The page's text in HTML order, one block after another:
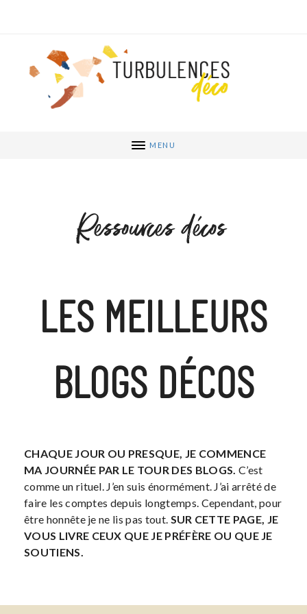
MENU
Ressources décos
LES MEILLEURS
BLOGS DÉCOS
CHAQUE JOUR OU PRESQUE, JE COMMENCE
MA JOURNÉE PAR LE TOUR DES BLOGS. C’est
comme un rituel. J’en suis énormément. J’ai arrêté de
faire les comptes depuis longtemps. Cependant, pour
être honnête je ne lis pas tout. SUR CETTE PAGE, JE
VOUS LIVRE CEUX QUE JE PRÉFÈRE OU QUE JE
SOUTIENS.